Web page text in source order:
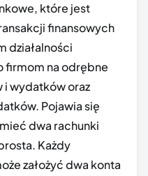
które jest
finansowych
działalności
firmom na odrębne
i wydatków oraz
Pojawia się
dwa rachunki
Każdy
założyć dwa konta